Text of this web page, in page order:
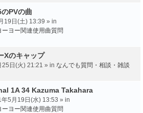
PVの曲
19日(土) 13:39 » in
ヨー関連使用曲質問
Xのキャップ
日(火) 21:21 » in なんでも質問・相談・雑談
1A 34 Kazuma Takahara
5月19日(水) 13:53 » in
ヨー関連使用曲質問